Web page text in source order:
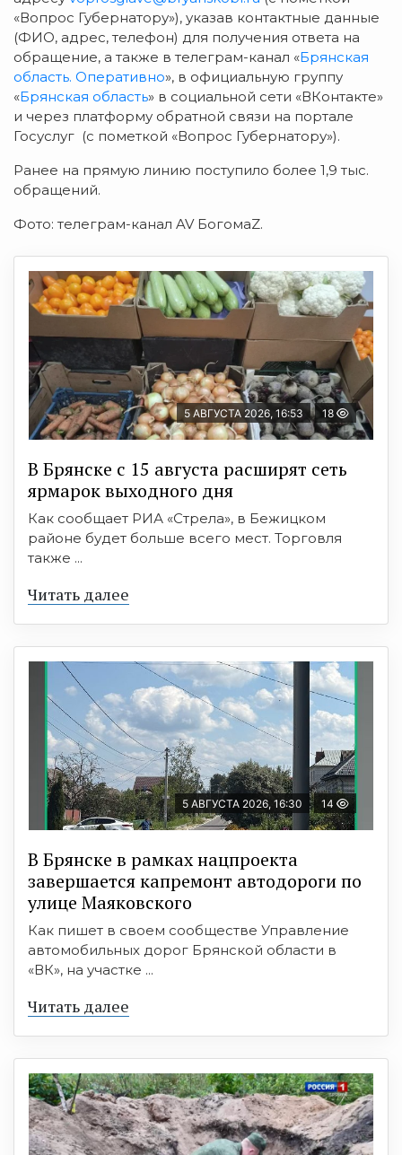
«Вопрос Губернатору»), указав контактные данные
(ФИО, адрес, телефон) для получения ответа на
обращение, а также в телеграм-канал «Брянская
область. Оперативно», в официальную группу
«Брянская область» в социальной сети «ВКонтакте»
и через платформу обратной связи на портале
Госуслуг (с пометкой «Вопрос Губернатору»).
Ранее на прямую линию поступило более 1,9 тыс.
обращений.
Фото: телеграм-канал AV БогомаZ.
5 АВГУСТА 2026, 16:53 18
В Брянске с 15 августа расширят сеть
ярмарок выходного дня
Как сообщает РИА «Стрела», в Бежицком
районе будет больше всего мест. Торговля
также ...
Читать далее
5 АВГУСТА 2026, 16:30 14
В Брянске в рамках нацпроекта
завершается капремонт автодороги по
улице Маяковского
Как пишет в своем сообществе Управление
автомобильных дорог Брянской области в
«ВК», на участке ...
Читать далее